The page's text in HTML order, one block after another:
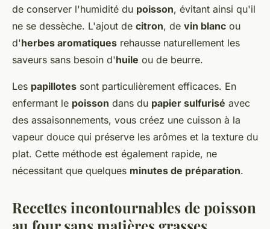
de conserver l'humidité du poisson, évitant ainsi qu'il
ne se dessèche. L'ajout de citron, de vin blanc ou
d'herbes aromatiques rehausse naturellement les
saveurs sans besoin d'huile ou de beurre.
Les papillotes sont particulièrement efficaces. En
enfermant le poisson dans du papier sulfurisé avec
des assaisonnements, vous créez une cuisson à la
vapeur douce qui préserve les arômes et la texture du
plat. Cette méthode est également rapide, ne
nécessitant que quelques minutes de préparation.
Recettes incontournables de poisson